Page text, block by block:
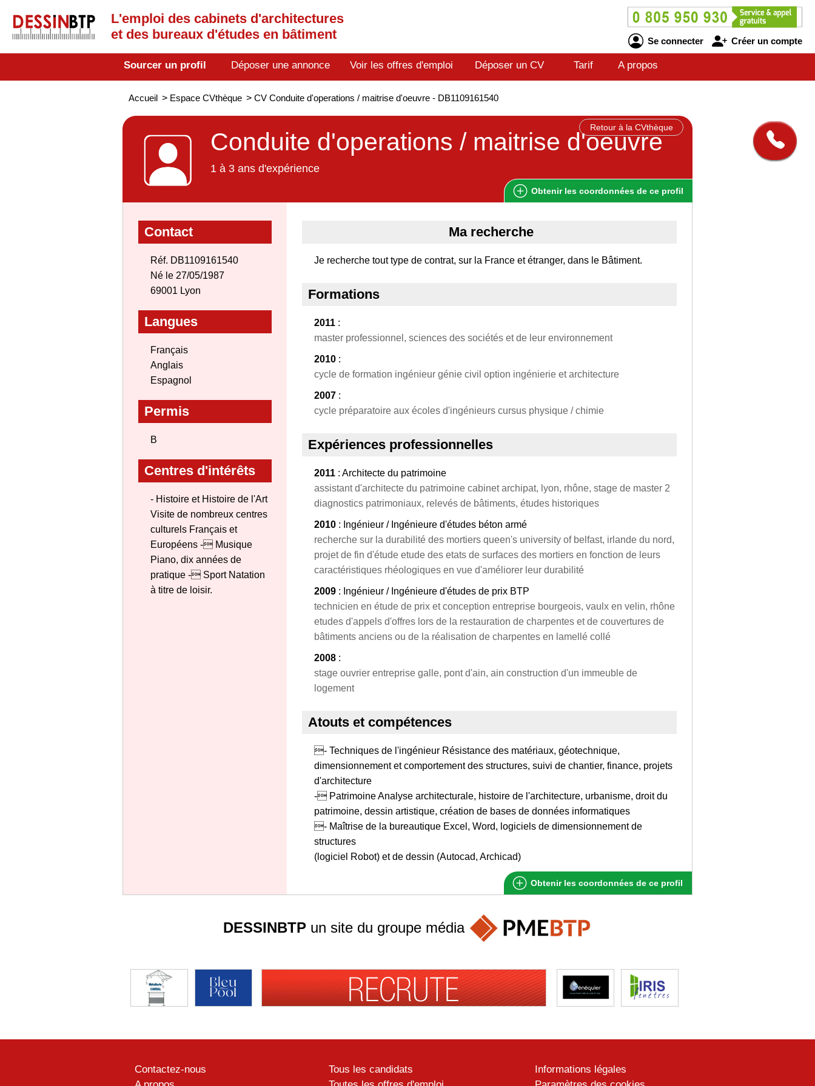
L'emploi des cabinets d'architectures
et des bureaux d'études en bâtiment
Se connecter Créer un compte
Sourcer un profil Déposer une annonce Voir les offres d'emploi Déposer un CV Tarif A propos
Accueil > Espace CVthèque > CV Conduite d'operations / maitrise d'oeuvre - DB1109161540
Retour à la CVthèque
Conduite d'operations / maitrise d'oeuvre
1 à 3 ans d'expérience
Obtenir les coordonnées de ce profil
Contact
Réf. DB1109161540
Né le 27/05/1987
69001 Lyon
Langues
Français
Anglais
Espagnol
Permis
B
Centres d'intérêts
- Histoire et Histoire de l'Art
Visite de nombreux centres
culturels Français et
Européens - Musique
Piano, dix années de
pratique - Sport Natation
à titre de loisir.
Ma recherche
Je recherche tout type de contrat, sur la France et étranger, dans le Bâtiment.
Formations
2011 :
master professionnel, sciences des sociétés et de leur environnement
2010 :
cycle de formation ingénieur génie civil option ingénierie et architecture
2007 :
cycle préparatoire aux écoles d'ingénieurs cursus physique / chimie
Expériences professionnelles
2011 : Architecte du patrimoine
assistant d'architecte du patrimoine cabinet archipat, lyon, rhône, stage de master 2
diagnostics patrimoniaux, relevés de bâtiments, études historiques
2010 : Ingénieur / Ingénieure d'études béton armé
recherche sur la durabilité des mortiers queen's university of belfast, irlande du nord,
projet de fin d'étude etude des etats de surfaces des mortiers en fonction de leurs
caractéristiques rhéologiques en vue d'améliorer leur durabilité
2009 : Ingénieur / Ingénieure d'études de prix BTP
technicien en étude de prix et conception entreprise bourgeois, vaulx en velin, rhône
etudes d'appels d'offres lors de la restauration de charpentes et de couvertures de
bâtiments anciens ou de la réalisation de charpentes en lamellé collé
2008 :
stage ouvrier entreprise galle, pont d'ain, ain construction d'un immeuble de
logement
Atouts et compétences
- Techniques de l'ingénieur Résistance des matériaux, géotechnique,
dimensionnement et comportement des structures, suivi de chantier, finance, projets
d'architecture
- Patrimoine Analyse architecturale, histoire de l'architecture, urbanisme, droit du
patrimoine, dessin artistique, création de bases de données informatiques
- Maîtrise de la bureautique Excel, Word, logiciels de dimensionnement de
structures
(logiciel Robot) et de dessin (Autocad, Archicad)
Obtenir les coordonnées de ce profil
DESSINBTP un site du groupe média
Contactez-nous
Tous les candidats
Informations légales